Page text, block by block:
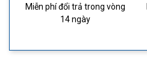
Miễn phí đổi trả trong vòng
14 ngày